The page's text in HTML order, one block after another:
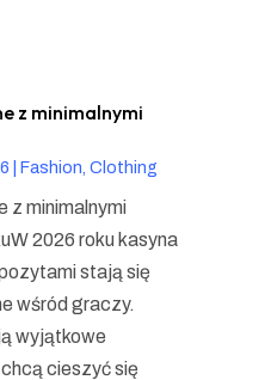
z minimalnymi
Fashion, Clothing
z minimalnymi
2026 roku kasyna
stają się
wśród graczy.
wyjątkowe
cieszyć się